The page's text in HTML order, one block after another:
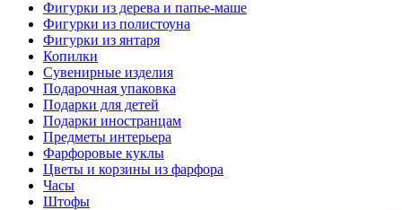
Фигурки из дерева и папье-маше
Фигурки из полистоуна
Фигурки из янтаря
Копилки
Сувенирные изделия
Подарочная упаковка
Подарки для детей
Подарки иностранцам
Предметы интерьера
Фарфоровые куклы
Цветы и корзины из фарфора
Часы
Штофы